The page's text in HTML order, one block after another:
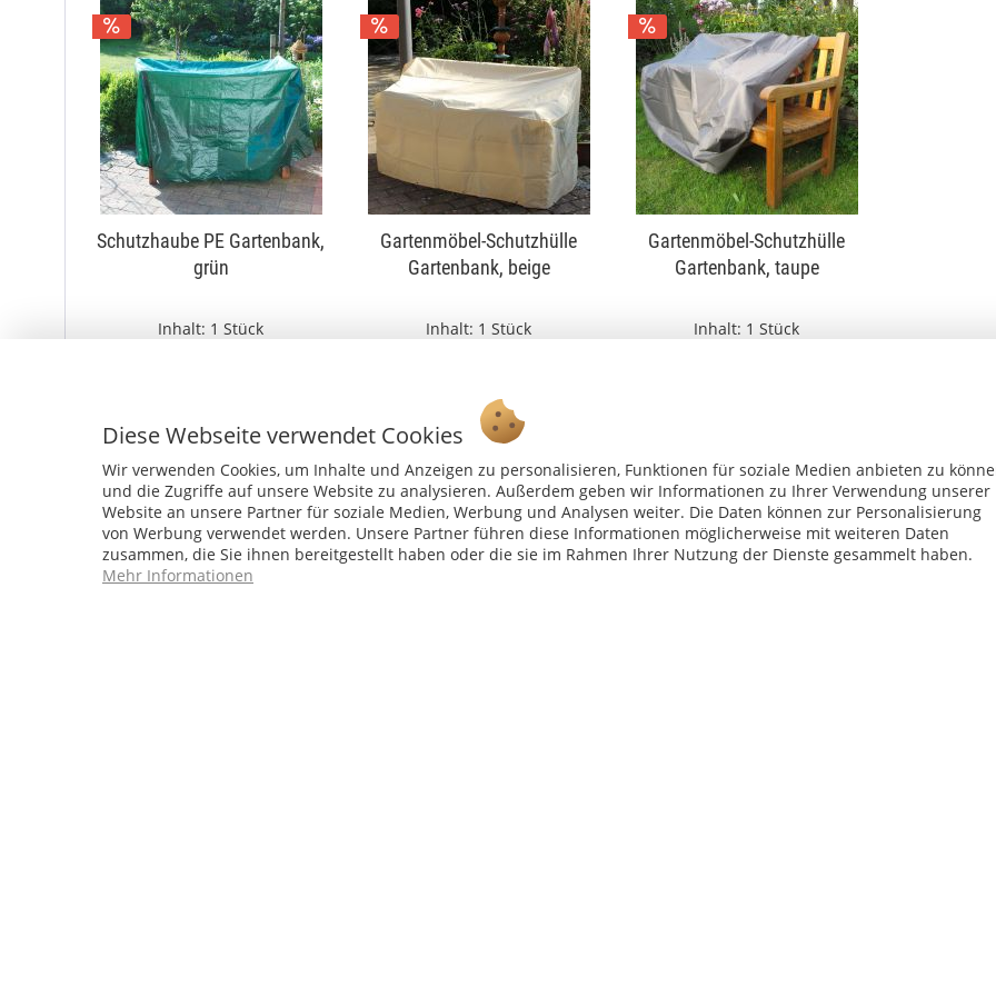
Schutzhaube PE Gartenbank,
grün
Inhalt: 1 Stück
Gartenmöbel-Schutzhülle
Gartenbank, beige
Inhalt: 1 Stück
mehrere Größen
Gartenmöbel-Schutzhülle
Gartenbank, taupe
Inhalt: 1 Stück
Diese Webseite verwendet Cookies
Wir verwenden Cookies, um Inhalte und Anzeigen zu personalisieren, Funktionen für soziale Medien anbieten zu
und die Zugriffe auf unsere Website zu analysieren. Außerdem geben wir Informationen zu Ihrer Verwendung unserer
Website an unsere Partner für soziale Medien, Werbung und Analysen weiter. Die Daten können zur Personalisierung
von Werbung verwendet werden. Unsere Partner führen diese Informationen möglicherweise mit weiteren Daten
zusammen, die Sie ihnen bereitgestellt haben oder die sie im Rahmen Ihrer Nutzung der Dienste gesammelt haben.
Mehr Informationen